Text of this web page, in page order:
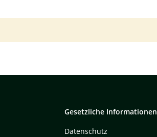
Gesetzliche Informationen
Datenschutz